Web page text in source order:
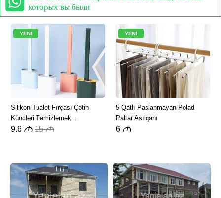
которых вы были